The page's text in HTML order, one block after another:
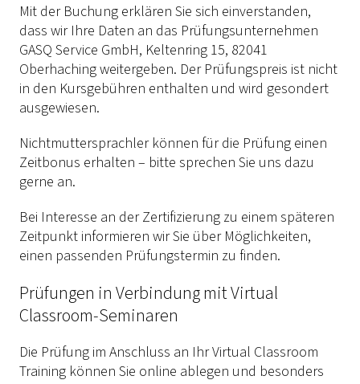
Mit der Buchung erklären Sie sich einverstanden,
dass wir Ihre Daten an das Prüfungsunternehmen
GASQ Service GmbH, Keltenring 15, 82041
Oberhaching weitergeben. Der Prüfungspreis ist nicht
in den Kursgebühren enthalten und wird gesondert
ausgewiesen.
Nichtmuttersprachler können für die Prüfung einen
Zeitbonus erhalten – bitte sprechen Sie uns dazu
gerne an.
Bei Interesse an der Zertifizierung zu einem späteren
Zeitpunkt informieren wir Sie über Möglichkeiten,
einen passenden Prüfungstermin zu finden.
Prüfungen in Verbindung mit Virtual
Classroom-Seminaren
Die Prüfung im Anschluss an Ihr Virtual Classroom
Training können Sie online ablegen und besonders